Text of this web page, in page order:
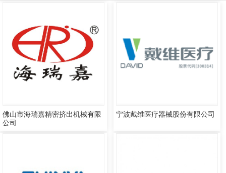
佛山市海瑞嘉精密挤出机械有限
公司
宁波戴维医疗器械股份有限公司